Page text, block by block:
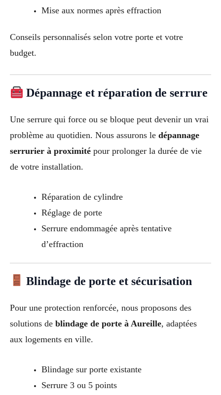
Mise aux normes après effraction
Conseils personnalisés selon votre porte et votre
budget.
Dépannage et réparation de serrure
Une serrure qui force ou se bloque peut devenir un vrai
problème au quotidien. Nous assurons le dépannage
serrurier à proximité pour prolonger la durée de vie
de votre installation.
Réparation de cylindre
Réglage de porte
Serrure endommagée après tentative
d’effraction
Blindage de porte et sécurisation
Pour une protection renforcée, nous proposons des
solutions de blindage de porte à Aureille, adaptées
aux logements en ville.
Blindage sur porte existante
Serrure 3 ou 5 points